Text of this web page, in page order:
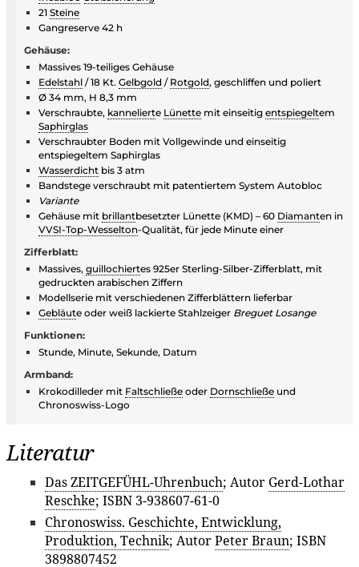
21 Steine
Gangreserve 42 h
Gehäuse:
Massives 19-teiliges Gehäuse
Edelstahl / 18 Kt. Gelbgold / Rotgold, geschliffen und poliert
Ø 34 mm, H 8,3 mm
Verschraubte, kannelierte Lünette mit einseitig entspiegeltem
Saphirglas
Verschraubter Boden mit Vollgewinde und einseitig
entspiegeltem Saphirglas
Wasserdicht bis 3 atm
Bandstege verschraubt mit patentiertem System Autobloc
Variante
Gehäuse mit brillantbesetzter Lünette (KMD) – 60 Diamanten in
VVSI-Top-Wesselton-Qualität, für jede Minute einer
Zifferblatt:
Massives, guillochiertes 925er Sterling-Silber-Zifferblatt, mit
gedruckten arabischen Ziffern
Modellserie mit verschiedenen Zifferblättern lieferbar
Gebläute oder weiß lackierte Stahlzeiger Breguet Losange
Funktionen:
Stunde, Minute, Sekunde, Datum
Armband:
Krokodilleder mit Faltschließe oder Dornschließe und
Chronoswiss-Logo
Literatur
Das ZEITGEFÜHL-Uhrenbuch; Autor Gerd-Lothar
Reschke; ISBN 3-938607-61-0
Chronoswiss. Geschichte, Entwicklung,
Produktion, Technik; AutorPeter Braun; ISBN
3898807452